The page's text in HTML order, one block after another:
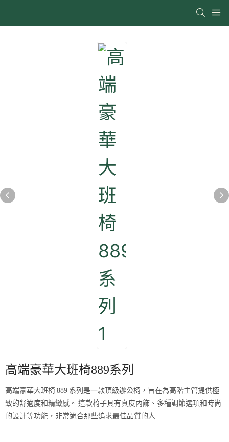
高端豪華大班椅889系列
高端豪華大班椅 889 系列是一款頂級辦公椅，旨在為高階主管提供極
致的舒適度和精緻感。 這款椅子具有真皮內飾、多種調節選項和時尚
的設計等功能，非常適合那些追求最佳品質的人